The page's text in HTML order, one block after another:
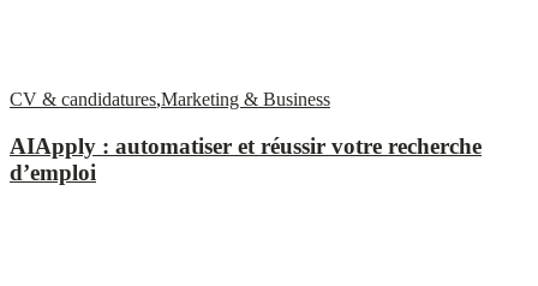
CV & candidatures,Marketing & Business
AIApply : automatiser et réussir votre recherche
d’emploi